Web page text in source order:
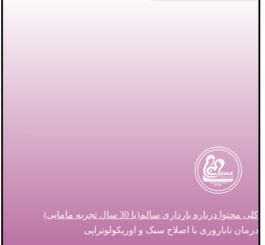
کلی محتوا درباره بارداری سالم(با 30 سال تجربه مامایی)
درمان ناباروری با اصلاح سبک و اوریکولوتراپی